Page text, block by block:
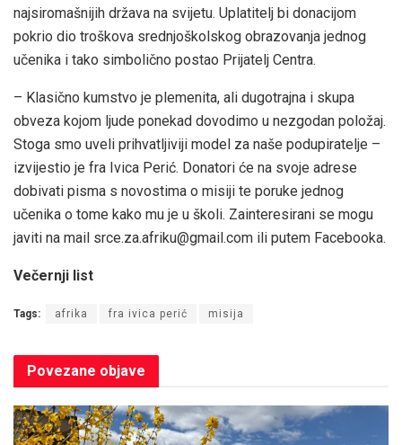
najsiromašnijih država na svijetu. Uplatitelj bi donacijom
pokrio dio troškova srednjoškolskog obrazovanja jednog
učenika i tako simbolično postao Prijatelj Centra.
– Klasično kumstvo je plemenita, ali dugotrajna i skupa
obveza kojom ljude ponekad dovodimo u nezgodan položaj.
Stoga smo uveli prihvatljiviji model za naše podupiratelje –
izvijestio je fra Ivica Perić. Donatori će na svoje adrese
dobivati pisma s novostima o misiji te poruke jednog
učenika o tome kako mu je u školi. Zainteresirani se mogu
javiti na mail srce.za.afriku@gmail.com ili putem Facebooka.
Večernji list
Tags: afrika fra ivica perić misija
Povezane objave